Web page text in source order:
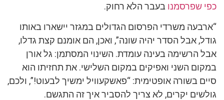
כפי שפרסמנו בעבר הלא רחוק.
“ארבעה משרדי הפרסום הגדולים במגזר יישארו באותו
גודל, אבל הסדר יהיה שונה”, ואכן, הם אומנם קצת גדלו,
אבל הרשימה בעינה עומדת. השינוי המסתמן: גל אורן
במקום השני ואפיקים במקום השלישי. את תחזיתו הוא
סיים בשורה אופטימית: “פאשקעוויל ימשיך לבעוט!”, ולכם,
גולשים יקרים, לא צריך להסביר איך זה התגשם.